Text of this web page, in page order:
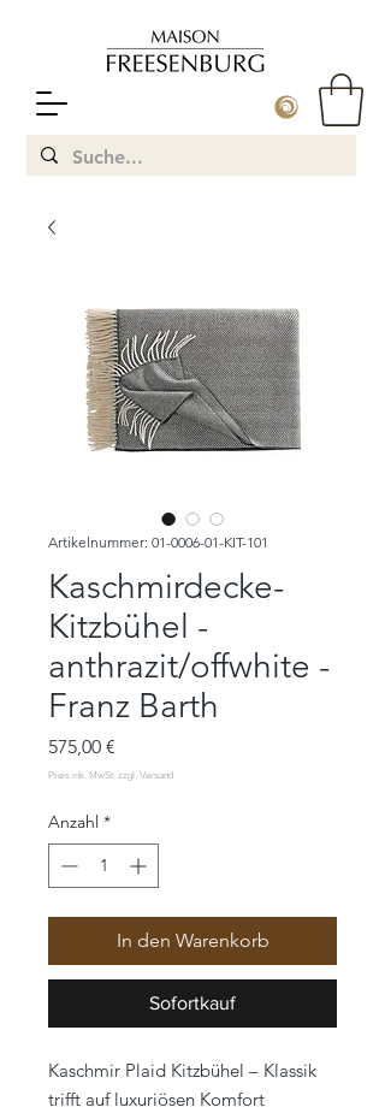
Artikelnummer: 01-0006-01-KIT-101
Kaschmirdecke-
Kitzbühel -
anthrazit/offwhite -
Franz Barth
575,00 €
Anzahl *
In den Warenkorb
Sofortkauf
Kaschmir Plaid Kitzbühel – Klassik
trifft auf luxuriösen Komfort